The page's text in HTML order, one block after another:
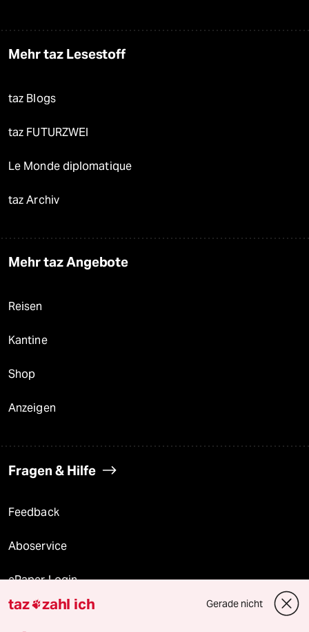
Mehr taz Lesestoff
taz Blogs
taz FUTURZWEI
Le Monde diplomatique
taz Archiv
Mehr taz Angebote
Reisen
Kantine
Shop
Anzeigen
Fragen & Hilfe
Feedback
Aboservice
ePaper Login
Downloads für Abonnierende
taz zahl ich Gerade nicht